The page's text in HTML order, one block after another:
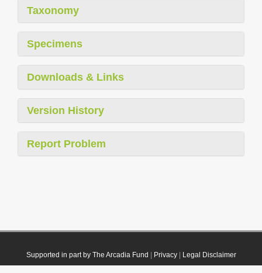
Taxonomy
Specimens
Downloads & Links
Version History
Report Problem
Supported in part by The Arcadia Fund Privacy| Legal Disclaimer